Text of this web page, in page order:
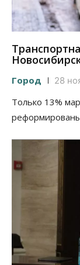
Город 28
Только 13%